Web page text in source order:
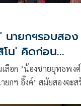
ายกฯรอบสอง
โน' คิดก่อน
อก ’น้องชายยุทธพงศ์